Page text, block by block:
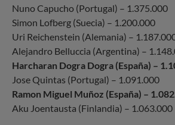
Nuno Capucho (Portugal) – 1.375.000
Simon Lofberg (Suecia) – 1.200.000
Uri Reichenstein (Alemania) –
Alejandro Belluccia (Argentina) –
Harcharan Dogra Dogra (España) –
Jose Quintas (Portugal) – 1.091.000
Ramon Miguel Muñoz (España) –
Aku Joentausta (Finlandia) – 1.063.000